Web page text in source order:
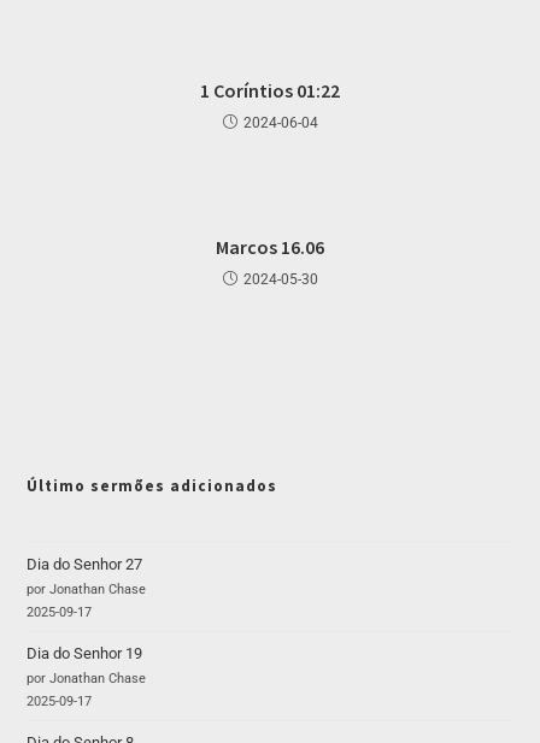
1 Coríntios 01:22
2024-06-04
Marcos 16.06
2024-05-30
Último sermões adicionados
Dia do Senhor 27
por Jonathan Chase
2025-09-17
Dia do Senhor 19
por Jonathan Chase
2025-09-17